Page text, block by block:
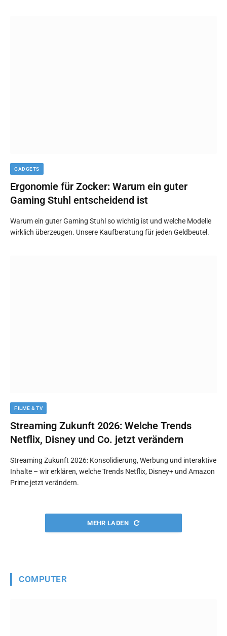
GADGETS
Ergonomie für Zocker: Warum ein guter
Gaming Stuhl entscheidend ist
Warum ein guter Gaming Stuhl so wichtig ist und welche Modelle
wirklich überzeugen. Unsere Kaufberatung für jeden Geldbeutel.
FILME & TV
Streaming Zukunft 2026: Welche Trends
Netflix, Disney und Co. jetzt verändern
Streaming Zukunft 2026: Konsolidierung, Werbung und interaktive
Inhalte – wir erklären, welche Trends Netflix, Disney+ und Amazon
Prime jetzt verändern.
MEHR LADEN
COMPUTER